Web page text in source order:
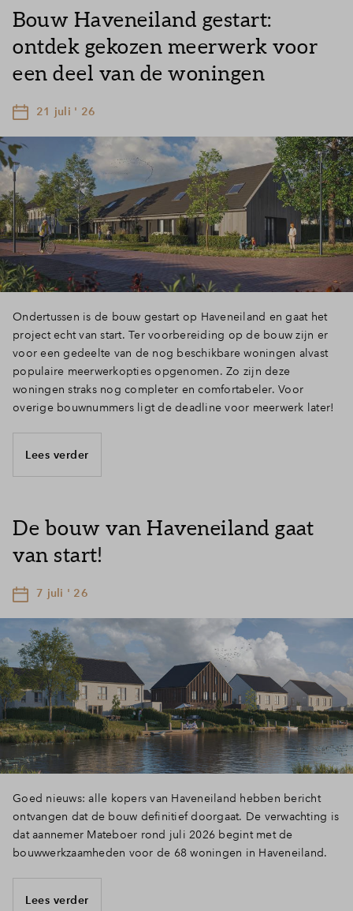
Bouw Haveneiland gestart:
ontdek gekozen meerwerk voor
een deel van de woningen
21 juli ' 26
Ondertussen is de bouw gestart op Haveneiland en gaat het
project echt van start. Ter voorbereiding op de bouw zijn er
voor een gedeelte van de nog beschikbare woningen alvast
populaire meerwerkopties opgenomen. Zo zijn deze
woningen straks nog completer en comfortabeler. Voor
overige bouwnummers ligt de deadline voor meerwerk later!
Lees verder
De bouw van Haveneiland gaat
van start!
7 juli ' 26
Goed nieuws: alle kopers van Haveneiland hebben bericht
ontvangen dat de bouw definitief doorgaat. De verwachting is
dat aannemer Mateboer rond juli 2026 begint met de
bouwwerkzaamheden voor de 68 woningen in Haveneiland.
Lees verder